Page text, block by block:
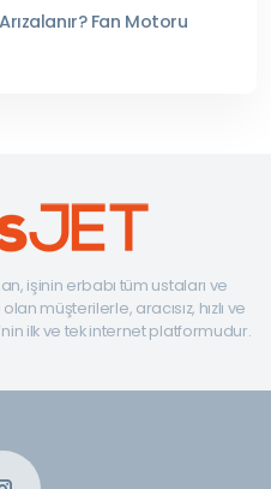
Fan Motoru
işinin erbabı tüm ustaları ve
müşterilerle, aracısız, hızlı ve
ilk ve tek internet platformudur.